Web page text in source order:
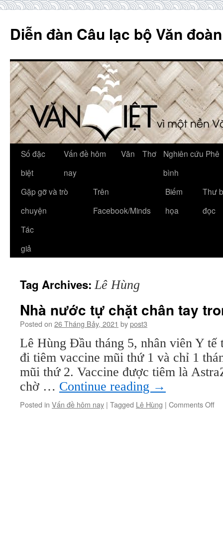
content
Diễn đàn Câu lạc bộ Văn
Số đặc
biệt
Vấn đề hôm
nay
Văn Thơ
Nghiên cứu Phê
bình
Gặp gỡ và trò
chuyện
Trên
Facebook/Minds
Biếm
họa
Thư
đọc
Tác
giả
Tag Archives:Lê Hùng
Nhà nước tự chặt chân tay
Posted on 26 Tháng Bảy, 2021 bypost3
Lê Hùng Đầu tháng 5, nhân viên Y tế
đi tiêm vaccine mũi thứ 1 và chỉ 1
mũi thứ 2. Vaccine được tiêm là
chờ … Continue reading →
Posted in Vấn đề hôm nay | Tagged Lê Hùng | Comments Offon